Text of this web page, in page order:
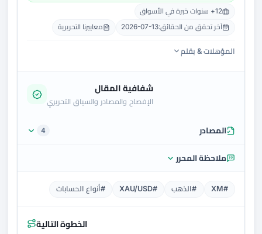
12+ سنوات خبرة في الأسواق
آخر تحقق من الحقائق:2026-07-13 معاييرنا التحريرية
المؤهلات & بقلم
شفافية المقال
الإفصاح والمصادر والسياق التحريري
المصادر 4
ملاحظة المحرر
#XM #الذهب #XAU/USD #أنواع الحسابات
الخطوة التالية